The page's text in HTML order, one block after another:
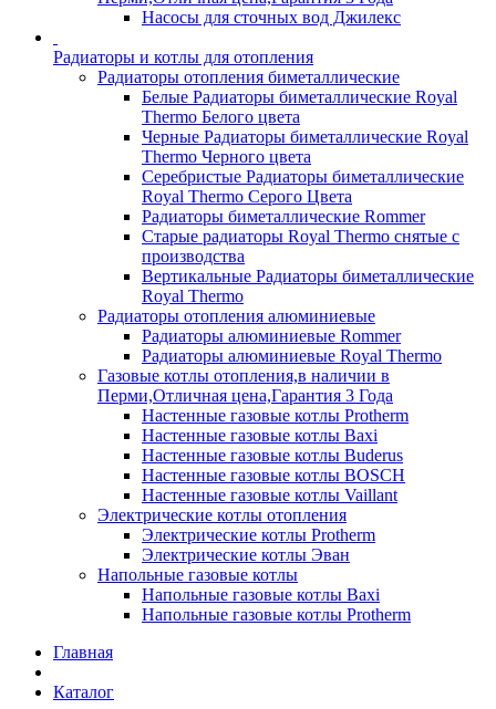
Насосы для сточных вод Джилекс
Радиаторы и котлы для отопления
Радиаторы отопления биметаллические
Белые Радиаторы биметаллические Royal
Thermo Белого цвета
Черные Радиаторы биметаллические Royal
Thermo Черного цвета
Серебристые Радиаторы биметаллические
Royal Thermo Серого Цвета
Радиаторы биметаллические Rommer
Старые радиаторы Royal Thermo снятые с
производства
Вертикальные Радиаторы биметаллические
Royal Thermo
Радиаторы отопления алюминиевые
Радиаторы алюминиевые Rommer
Радиаторы алюминиевые Royal Thermo
Газовые котлы отопления,в наличии в
Перми,Отличная цена,Гарантия 3 Года
Настенные газовые котлы Protherm
Настенные газовые котлы Baxi
Настенные газовые котлы Buderus
Настенные газовые котлы BOSCH
Настенные газовые котлы Vaillant
Электрические котлы отопления
Электрические котлы Protherm
Электрические котлы Эван
Напольные газовые котлы
Напольные газовые котлы Baxi
Напольные газовые котлы Protherm
Главная
Каталог